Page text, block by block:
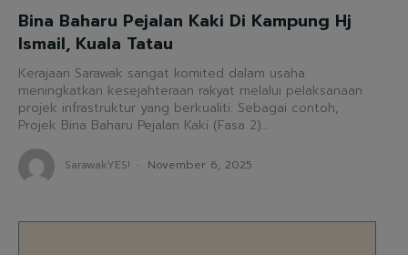
Bina Baharu Pejalan Kaki Di Kampung Hj
Ismail, Kuala Tatau
Kerajaan Sarawak sangat komited dalam usaha
meningkatkan kesejahteraan rakyat melalui pelaksanaan
projek infrastruktur yang berkualiti. Sebagai contoh,
Projek Bina Baharu Pejalan Kaki (Fasa 2)...
SarawakYES! - November 6, 2025